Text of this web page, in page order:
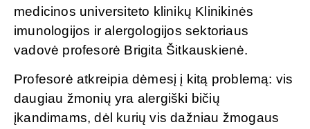
medicinos universiteto klinikų Klinikinės
imunologijos ir alergologijos sektoriaus
vadovė profesorė Brigita Šitkauskienė.
Profesorė atkreipia dėmesį į kitą problemą: vis
daugiau žmonių yra alergiški bičių
įkandimams, dėl kurių vis dažniau žmogaus